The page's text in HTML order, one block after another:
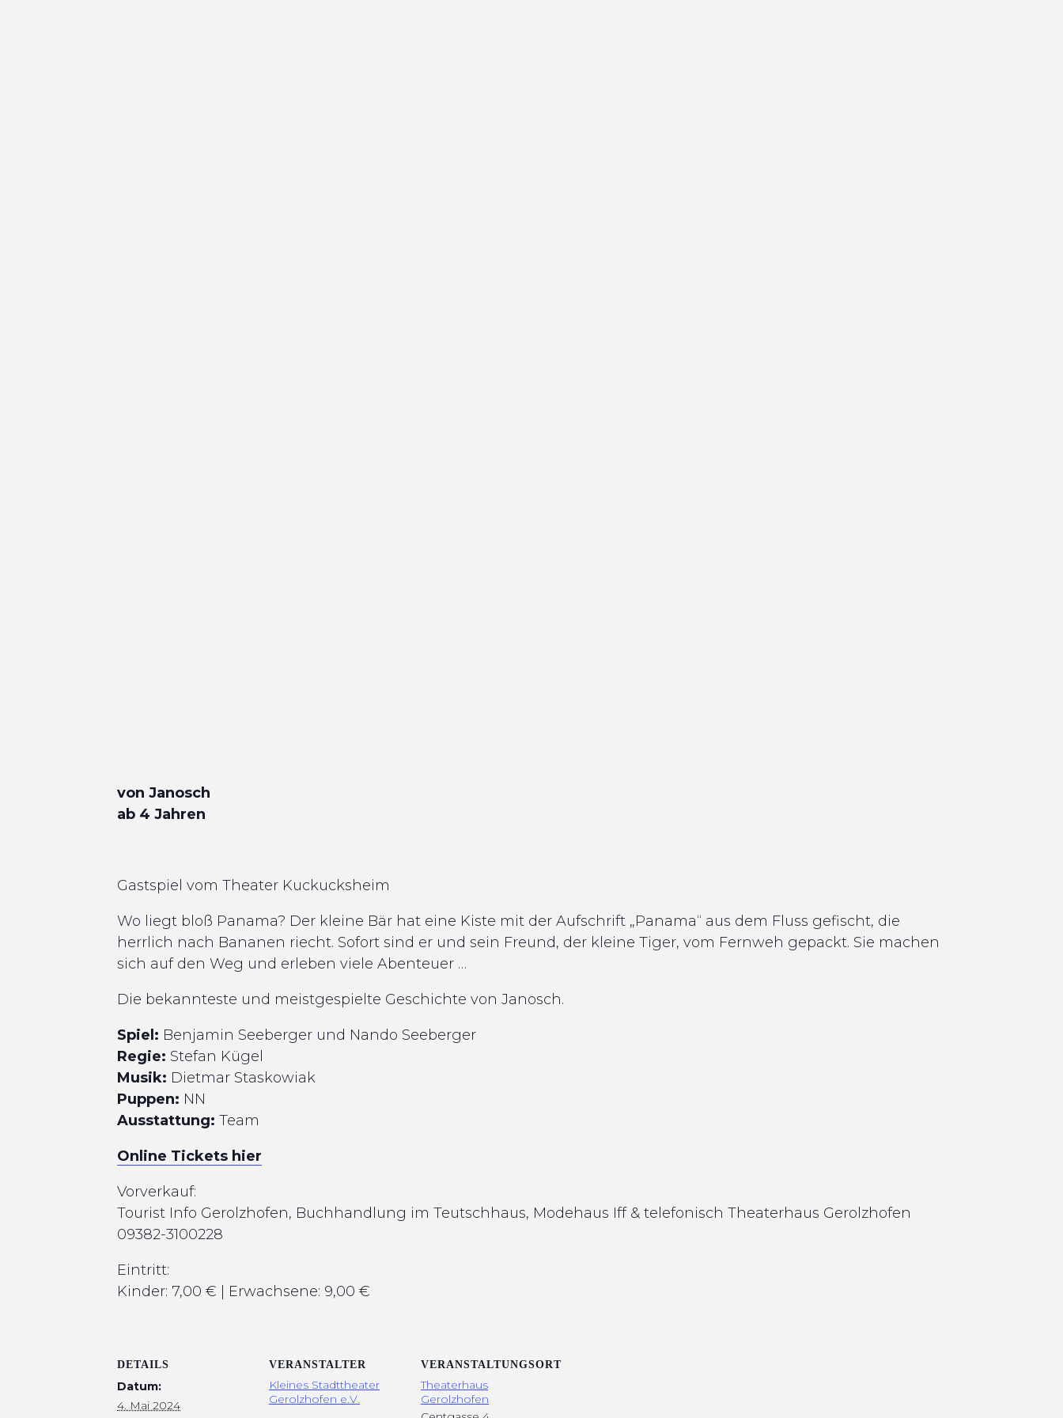
von Janosch
ab 4 Jahren
Gastspiel vom Theater Kuckucksheim
Wo liegt bloß Panama? Der kleine Bär hat eine Kiste mit der Aufschrift „Panama“ aus dem Fluss gefischt, die
herrlich nach Bananen riecht. Sofort sind er und sein Freund, der kleine Tiger, vom Fernweh gepackt. Sie machen
sich auf den Weg und erleben viele Abenteuer …
Die bekannteste und meistgespielte Geschichte von Janosch.
Spiel: Benjamin Seeberger und Nando Seeberger
Regie: Stefan Kügel
Musik: Dietmar Staskowiak
Puppen: NN
Ausstattung: Team
Online Tickets hier
Vorverkauf:
Tourist Info Gerolzhofen, Buchhandlung im Teutschhaus, Modehaus Iff & telefonisch Theaterhaus Gerolzhofen
09382-3100228
Eintritt:
Kinder: 7,00 € | Erwachsene: 9,00 €
DETAILS
Datum:
4. Mai 2024
VERANSTALTER
Kleines Stadttheater
Gerolzhofen e.V.
VERANSTALTUNGSORT
Theaterhaus
Gerolzhofen